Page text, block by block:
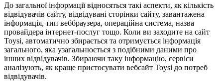
До загальної інформації відносяться такі аспекти, як кількість
відвідувачів сайту, відвідувані сторінки сайту, завантажена
інформація, тип веббраузера, операційна система, назва
провайдера інтернет-послуг тощо. Коли ви заходите на сайт
Toysi, автоматично збирається та отримується інформація
загального, яка узагальнюється з подібними даними про
інших відвідувачів. Збираючи таку інформацію, сервіси
аналізують, як краще пристосувати вебсайт Toysi до потреб
відвідувачів.